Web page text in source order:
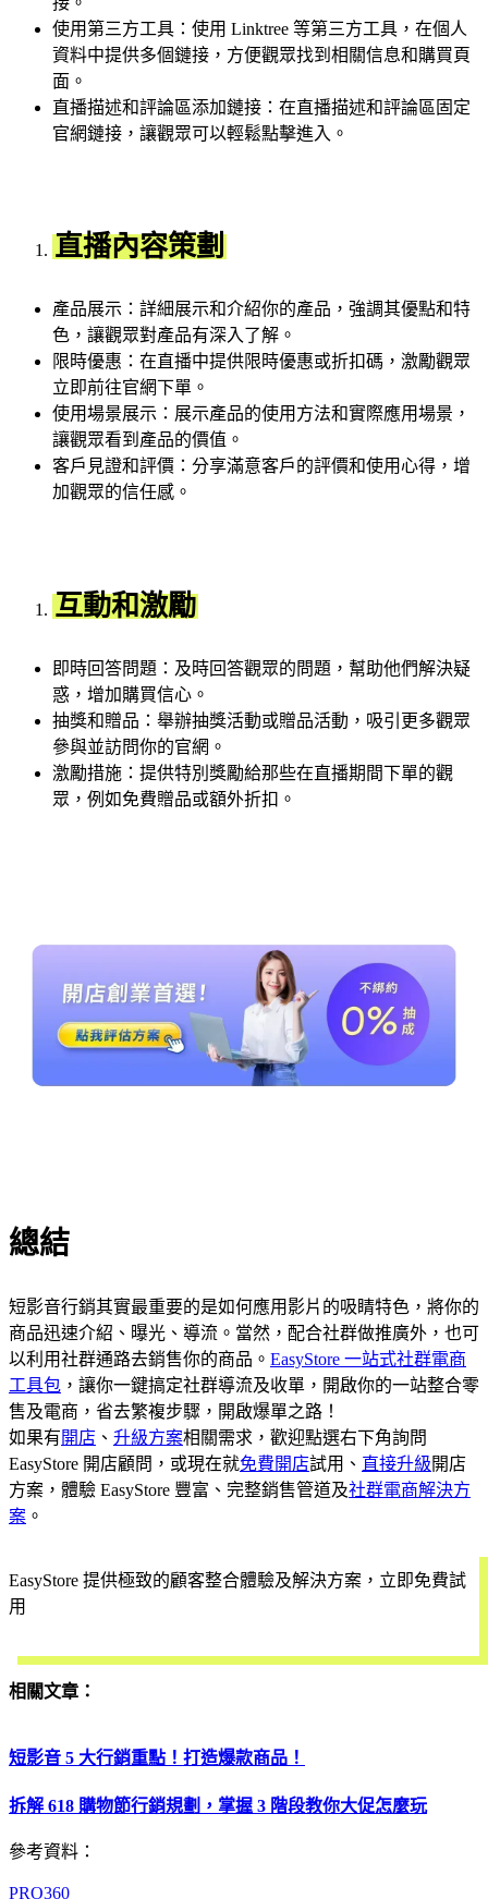
使用第三方工具：使用 Linktree 等第三方工具，在個人
資料中提供多個鏈接，方便觀眾找到相關信息和購買頁
面。
直播描述和評論區添加鏈接：在直播描述和評論區固定
官網鏈接，讓觀眾可以輕鬆點擊進入。
直播內容策劃
產品展示：詳細展示和介紹你的產品，強調其優點和特
色，讓觀眾對產品有深入了解。
限時優惠：在直播中提供限時優惠或折扣碼，激勵觀眾
立即前往官網下單。
使用場景展示：展示產品的使用方法和實際應用場景，
讓觀眾看到產品的價值。
客戶見證和評價：分享滿意客戶的評價和使用心得，增
加觀眾的信任感。
互動和激勵
即時回答問題：及時回答觀眾的問題，幫助他們解決疑
惑，增加購買信心。
抽獎和贈品：舉辦抽獎活動或贈品活動，吸引更多觀眾
參與並訪問你的官網。
激勵措施：提供特別獎勵給那些在直播期間下單的觀
眾，例如免費贈品或額外折扣。
總結
短影音行銷其實最重要的是如何應用影片的吸睛特色，將你的
商品迅速介紹、曝光、導流。當然，配合社群做推廣外，也可
以利用社群通路去銷售你的商品。 EasyStore 一站式社群電商
工具包 ，讓你一鍵搞定社群導流及收單，開啟你的一站整合零
售及電商，省去繁複步驟，開啟爆單之路！
如果有開店 、 升級方案相關需求，歡迎點選右下角詢問
EasyStore 開店顧問，或現在就免費開店試用、 直接升級開店
方案，體驗 EasyStore 豐富、完整銷售管道及社群電商解決方
案 。
EasyStore 提供極致的顧客整合體驗及解決方案，立即免費試
用
相關文章：
短影音 5 大行銷重點！打造爆款商品！
拆解 618 購物節行銷規劃，掌握 3 階段教你大促怎麼玩
參考資料：
PRO360